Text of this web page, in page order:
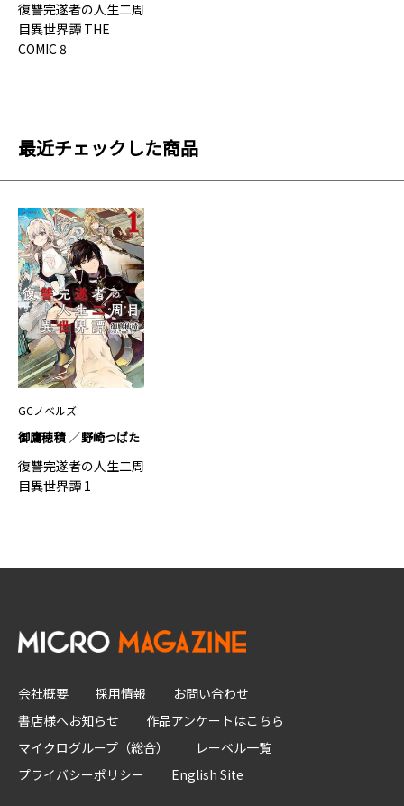
復讐完遂者の人生二周
目異世界譚 THE
COMIC 8
最近チェックした商品
GCノベルズ
御鷹穂積 野崎つばた
復讐完遂者の人生二周
目異世界譚 1
会社概要 採用情報
お問い合わせ
書店様へお知らせ
作品アンケートはこちら
マイクログループ（総合）
レーベル一覧
プライバシーポリシー
English Site